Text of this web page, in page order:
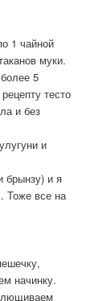
1 чайной
муки.
5
тесто
и без
и
брынзу) и я
Тоже все на
начинку.